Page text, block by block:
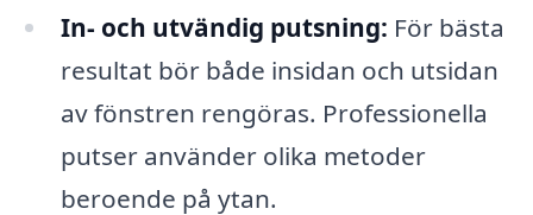
In- och utvändig putsning: För bästa
resultat bör både insidan och utsidan
av fönstren rengöras. Professionella
putser använder olika metoder
beroende på ytan.